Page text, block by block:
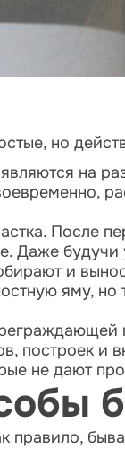
но
на
После
Даже
и
яму, но
построек и
не дают